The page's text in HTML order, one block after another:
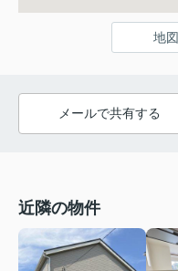
地
メールで共有する
近隣の物件